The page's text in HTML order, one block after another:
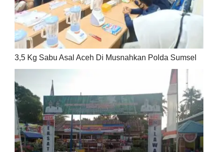
3,5 Kg Sabu Asal Aceh Di Musnahkan Polda Sumsel